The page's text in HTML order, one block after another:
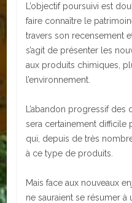
Arrêtes en cours
ACTUALITÉS
ECOLES
Ecole publique
ASSOCIATIONS
Sportives
L’objectif poursuivi est
faire connaître le
travers son recensement
s’agit de présenter les
aux produits chimiques,
l’environnement.
L’abandon progressif
sera certainement difficile
qui, depuis de très
à ce type de produits.
Mais face aux nouveaux
ne sauraient se résumer